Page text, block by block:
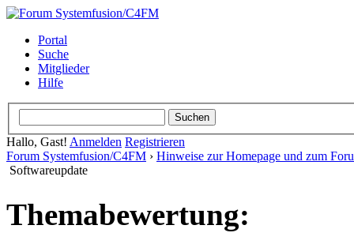
Portal
Suche
Mitglieder
Hilfe
Hallo, Gast! Anmelden Registrieren
Forum Systemfusion/C4FM › Hinweise zur Homepage und zum
Softwareupdate
Themabewertung: